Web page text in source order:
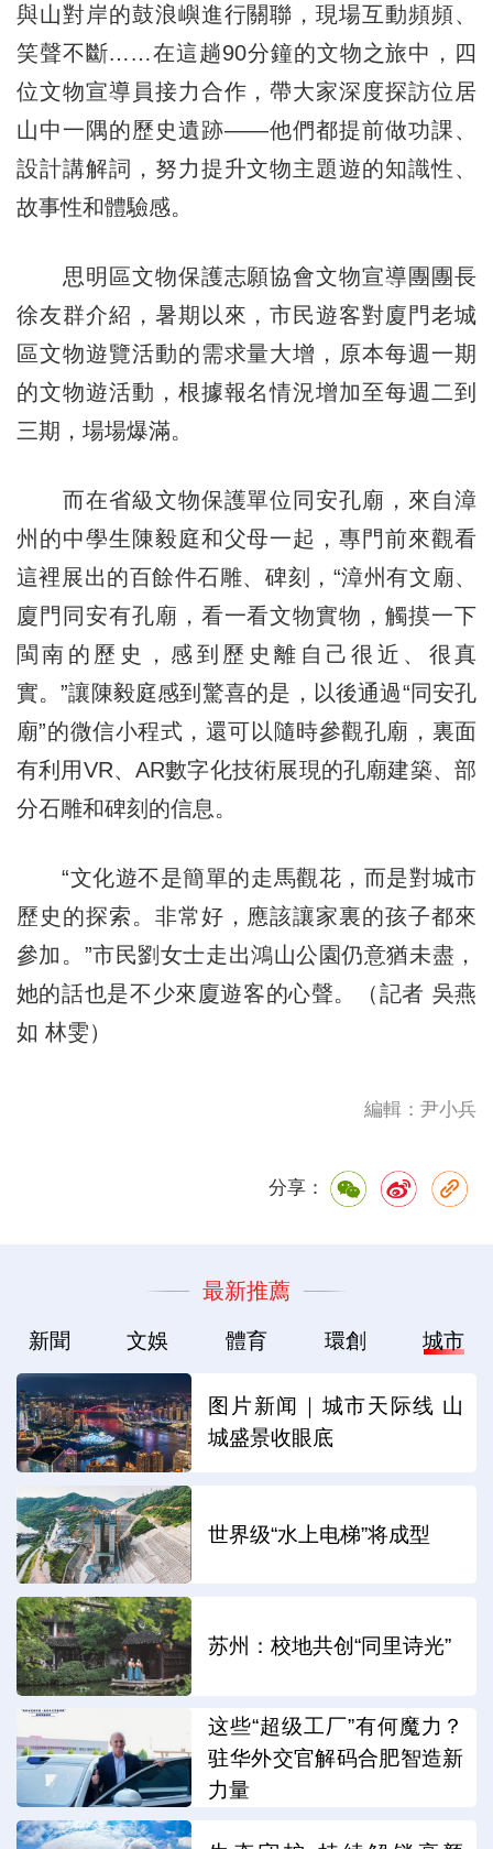
與山對岸的鼓浪嶼進行關聯，現場互動頻頻、
笑聲不斷……在這趟90分鐘的文物之旅中，四
位文物宣導員接力合作，帶大家深度探訪位居
山中一隅的歷史遺跡——他們都提前做功課、
設計講解詞，努力提升文物主題遊的知識性、
故事性和體驗感。
思明區文物保護志願協會文物宣導團團長
徐友群介紹，暑期以來，市民遊客對廈門老城
區文物遊覽活動的需求量大增，原本每週一期
的文物遊活動，根據報名情況增加至每週二到
三期，場場爆滿。
而在省級文物保護單位同安孔廟，來自漳
州的中學生陳毅庭和父母一起，專門前來觀看
這裡展出的百餘件石雕、碑刻，“漳州有文廟、
廈門同安有孔廟，看一看文物實物，觸摸一下
閩南的歷史，感到歷史離自己很近、很真
實。”讓陳毅庭感到驚喜的是，以後通過“同安孔
廟”的微信小程式，還可以隨時參觀孔廟，裏面
有利用VR、AR數字化技術展現的孔廟建築、部
分石雕和碑刻的信息。
“文化遊不是簡單的走馬觀花，而是對城市
歷史的探索。非常好，應該讓家裏的孩子都來
參加。”市民劉女士走出鴻山公園仍意猶未盡，
她的話也是不少來廈遊客的心聲。（記者 吳燕
如 林雯）
編輯：尹小兵
分享：
最新推薦
新聞 文娛 體育 環創 城市
图片新闻｜城市天际线 山
城盛景收眼底
世界级“水上电梯”将成型
苏州：校地共创“同里诗光”
这些“超级工厂”有何魔力？
驻华外交官解码合肥智造新
力量